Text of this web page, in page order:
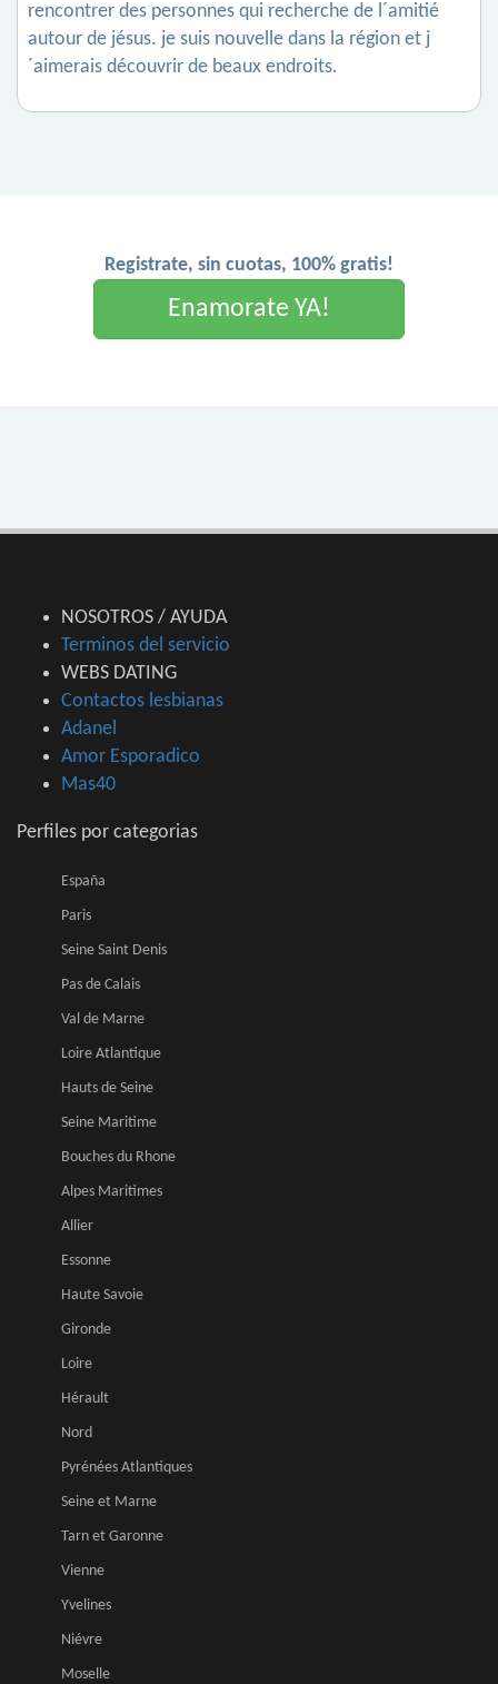
rencontrer des personnes qui recherche de l´amitié
autour de jésus. je suis nouvelle dans la région et j
´aimerais découvrir de beaux endroits.
Registrate, sin cuotas, 100% gratis!
Enamorate YA!
NOSOTROS / AYUDA
Terminos del servicio
WEBS DATING
Contactos lesbianas
Adanel
Amor Esporadico
Mas40
Perfiles por categorias
España
Paris
Seine Saint Denis
Pas de Calais
Val de Marne
Loire Atlantique
Hauts de Seine
Seine Maritime
Bouches du Rhone
Alpes Maritimes
Allier
Essonne
Haute Savoie
Gironde
Loire
Hérault
Nord
Pyrénées Atlantiques
Seine et Marne
Tarn et Garonne
Vienne
Yvelines
Niévre
Moselle